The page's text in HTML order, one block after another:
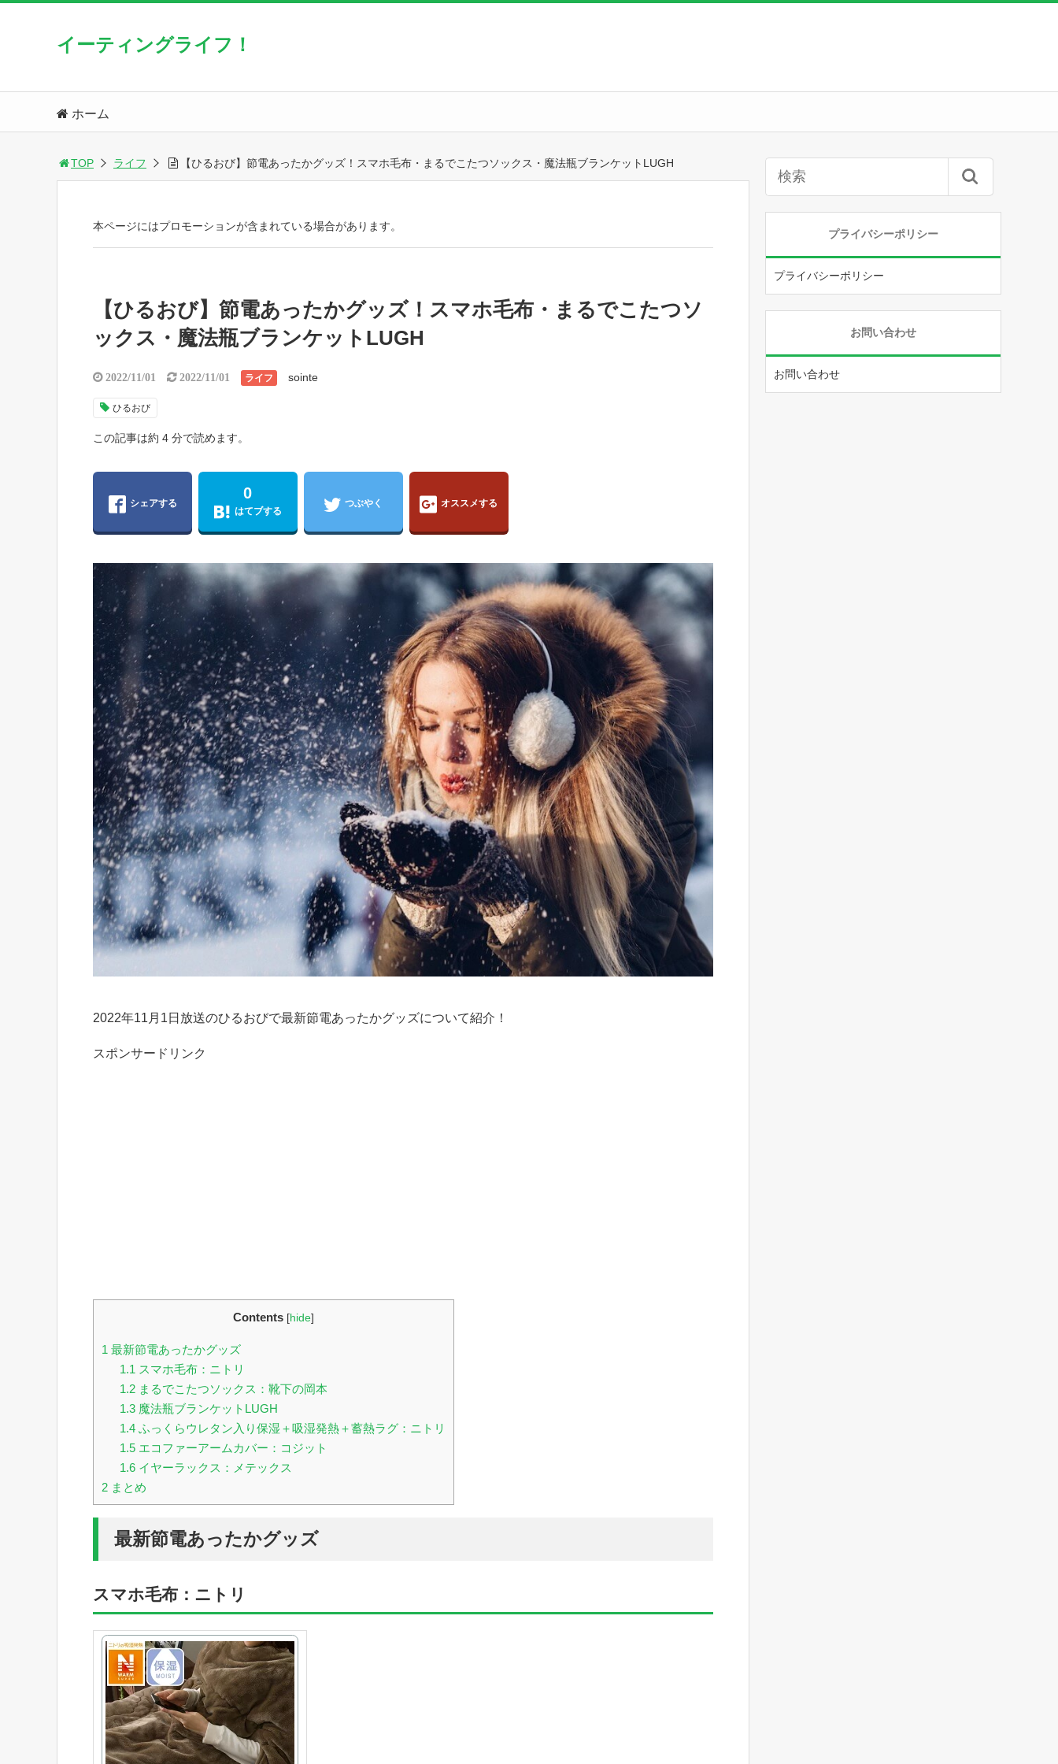
イーティングライフ！
ホーム
TOP ライフ 【ひるおび】節電あったかグッズ！スマホ毛布・まるでこたつソックス・魔法瓶ブランケットLUGH
本ページにはプロモーションが含まれている場合があります。
【ひるおび】節電あったかグッズ！スマホ毛布・まるでこたつソ
ックス・魔法瓶ブランケットLUGH
2022/11/01 2022/11/01 ライフ sointe
ひるおび
この記事は約 4 分で読めます。
シェアする
0
はてブする
つぶやく オススメする
2022年11月1日放送のひるおびで最新節電あったかグッズについて紹介！
スポンサードリンク
Contents [hide]
1 最新節電あったかグッズ
1.1 スマホ毛布：ニトリ
1.2まるでこたつソックス：靴下の岡本
1.3魔法瓶ブランケットLUGH
1.4ふっくらウレタン入り保湿＋吸湿発熱＋蓄熱ラグ：ニトリ
1.5エコファーアームカバー：コジット
1.6イヤーラックス：メテックス
2 まとめ
最新節電あったかグッズ
スマホ毛布：ニトリ
プライバシーポリシー
プライバシーポリシー
お問い合わせ
お問い合わせ